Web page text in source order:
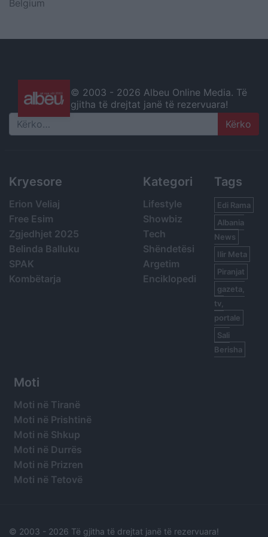
Belgium
© 2003 - 2026 Albeu Online Media. Të
gjitha të drejtat janë të rezervuara!
Search
Kryesore
Erion Veliaj
Free Esim
Zgjedhjet 2025
Belinda Balluku
SPAK
Kombëtarja
Kategori
Lifestyle
Showbiz
Tech
Shëndetësi
Argetim
Enciklopedi
Tags
Edi Rama
Albania
News
Ilir Meta
Piranjat
gazeta,
tv,
portale
Sali
Berisha
Moti
Moti në Tiranë
Moti në Prishtinë
Moti në Shkup
Moti në Durrës
Moti në Prizren
Moti në Tetovë
© 2003 - 2026 Të gjitha të drejtat janë të rezervuara!